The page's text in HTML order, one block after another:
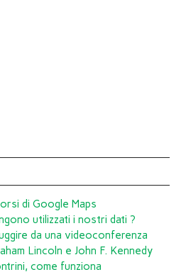
di Google Maps
utilizzati i nostri dati ?
da una videoconferenza
Lincoln e John F. Kennedy
come funziona